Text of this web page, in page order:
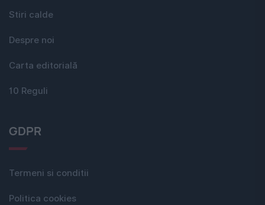
Stiri calde
Despre noi
Carta editorială
10 Reguli
GDPR
Termeni si conditii
Politica cookies